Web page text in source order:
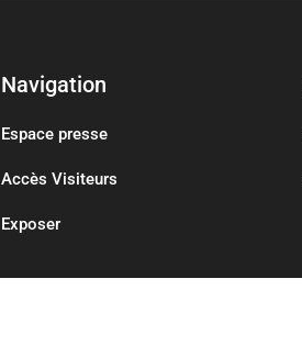
Navigation
Espace presse
Accès Visiteurs
Exposer